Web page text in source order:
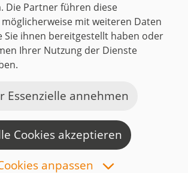
Die Partner führen diese
mit weiteren Daten
Sie ihnen bereitgestellt haben oder
Ihrer Nutzung der Dienste
anpassen
Essenzielle annehmen
Cookies akzeptieren
Impressum
Kontakt
jambit auf instagramjambit auf kununujambit auf linkedin
GmbH. Alle Rechte vorbehalten.